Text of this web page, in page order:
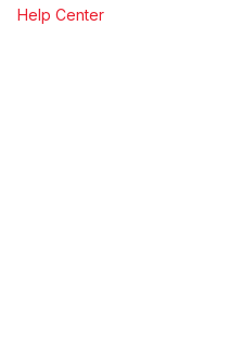
Help Center